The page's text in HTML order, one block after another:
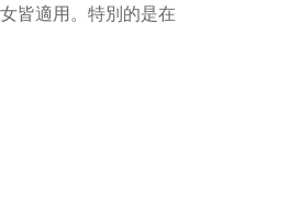
皆適用。特別的是在